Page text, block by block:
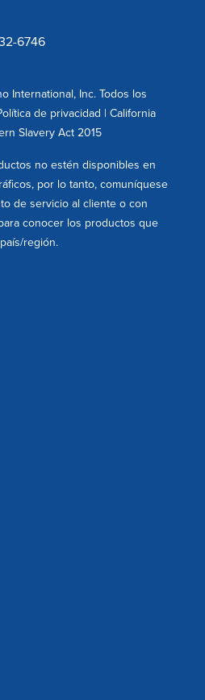
6746
International, Inc. Todos los
de privacidad | California
Slavery Act 2015
no estén disponibles en
por lo tanto, comuníquese
de servicio al cliente o con
conocer los productos que
región.